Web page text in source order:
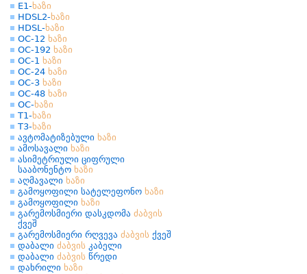
E1-ხაზი
HDSL2-ხაზი
HDSL-ხაზი
OC-12 ხაზი
OC-192 ხაზი
OC-1 ხაზი
OC-24 ხაზი
OC-3 ხაზი
OC-48 ხაზი
OC-ხაზი
T1-ხაზი
T3-ხაზი
ავტომატიზებული ხაზი
ამოსავალი ხაზი
ასიმეტრიული ციფრული
სააბონენტო ხაზი
აღმავალი ხაზი
გამოყოფილი სატელეფონო ხაზი
გამოყოფილი ხაზი
გარემოსმიერი დასკდომა ძაბვის
ქვეშ
გარემოსმიერი რღვევა ძაბვის ქვეშ
დაბალი ძაბვის კაბელი
დაბალი ძაბვის წრედი
დახრილი ხაზი